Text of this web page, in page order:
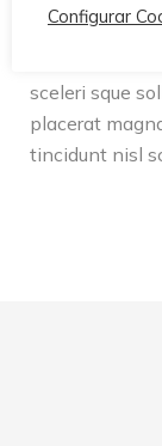
Elocom Por
sceleri sque
placerat
tincidunt nisl
Configurar